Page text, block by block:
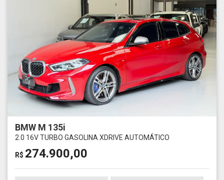
BMW M 135i
2.0 16V TURBO GASOLINA XDRIVE AUTOMÁTICO
R$ 274.900,00